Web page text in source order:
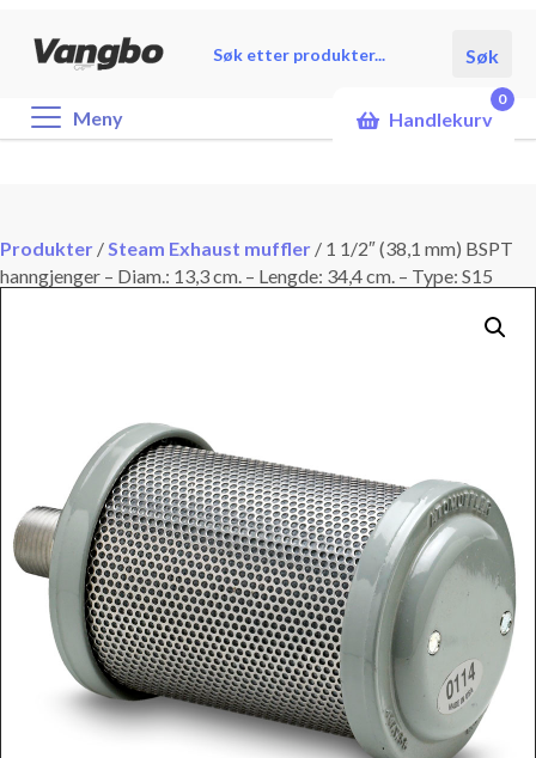
search
Søk
Meny Handlekurv
0
Produkter /Steam Exhaust muffler / 1 1/2″ (38,1 mm) BSPT
hanngjenger – Diam.: 13,3 cm. – Lengde: 34,4 cm. – Type: S15